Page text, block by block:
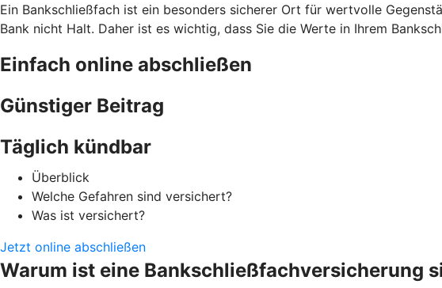
Ein Bankschließfach ist ein besonders sicherer Ort für wertvolle
Bank nicht Halt. Daher ist es wichtig, dass Sie die Werte in Ihrem
Einfach online abschließen
Günstiger Beitrag
Täglich kündbar
Überblick
Welche Gefahren sind versichert?
Was ist versichert?
Jetzt online abschließen
Warum ist eine Bankschließfachversicherung